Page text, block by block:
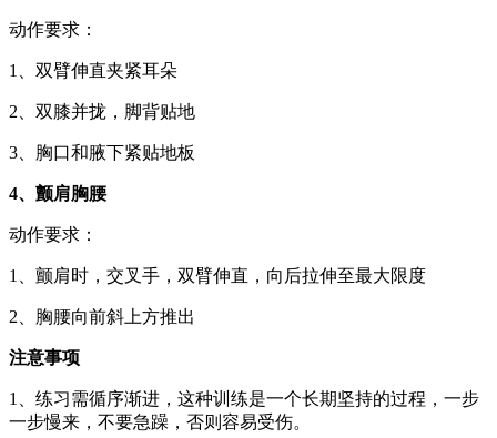
动作要求：
1、双臂伸直夹紧耳朵
2、双膝并拢，脚背贴地
3、胸口和腋下紧贴地板
4、颤肩胸腰
动作要求：
1、颤肩时，交叉手，双臂伸直，向后拉伸至最大限度
2、胸腰向前斜上方推出
注意事项
1、练习需循序渐进，这种训练是一个长期坚持的过程，一步
一步慢来，不要急躁，否则容易受伤。